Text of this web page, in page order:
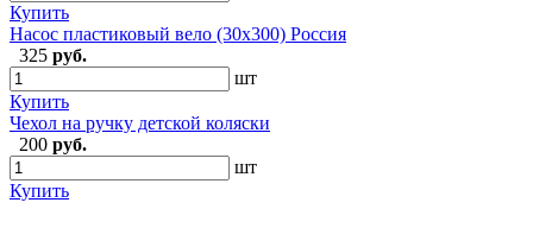
Купить
Насос пластиковый вело (30х300) Россия
325 руб.
шт
Купить
Чехол на ручку детской коляски
200 руб.
шт
Купить